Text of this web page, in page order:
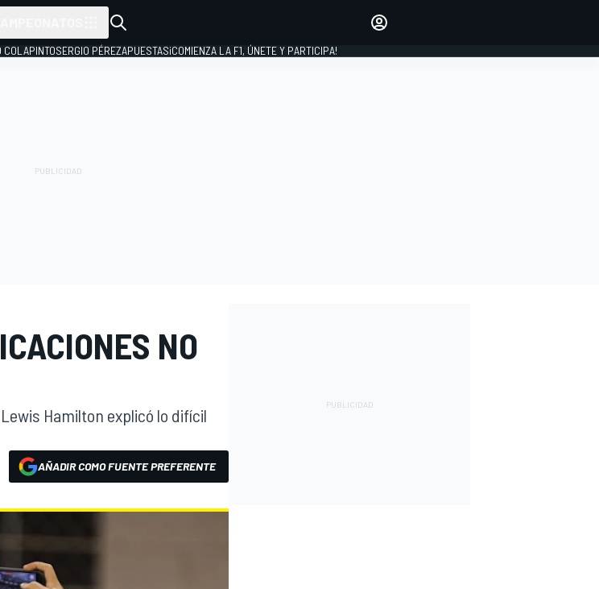
INICIAR SESIÓN
COLAPINTOSERGIO PÉREZAPUESTAS¡COMIENZA LA F1, ÚNETE Y PARTICIPA!
NO
Hamilton explicó lo difícil
AÑADIR COMO FUENTE PREFERENTE